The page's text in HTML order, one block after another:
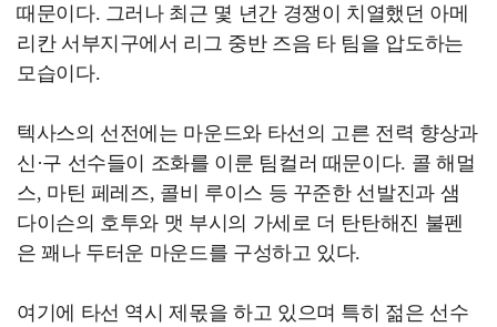
때문이다. 그러나 최근 몇 년간 경쟁이 치열했던 아메
리칸 서부지구에서 리그 중반 즈음 타 팀을 압도하는
모습이다.
텍사스의 선전에는 마운드와 타선의 고른 전력 향상과
신·구 선수들이 조화를 이룬 팀컬러 때문이다. 콜 해멀
스, 마틴 페레즈, 콜비 루이스 등 꾸준한 선발진과 샘
다이슨의 호투와 맷 부시의 가세로 더 탄탄해진 불펜
은 꽤나 두터운 마운드를 구성하고 있다.
여기에 타선 역시 제몫을 하고 있으며 특히 젊은 선수